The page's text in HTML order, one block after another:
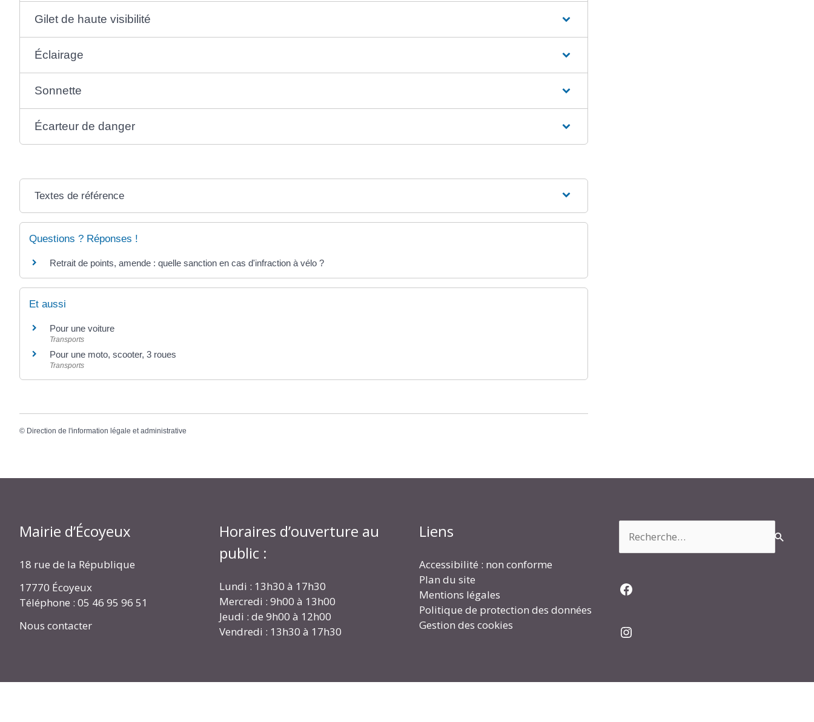
Gilet de haute visibilité
Éclairage
Sonnette
Écarteur de danger
Textes de référence
Questions ? Réponses !
Retrait de points, amende : quelle sanction en cas d'infraction à vélo ?
Et aussi
Pour une voiture
Transports
Pour une moto, scooter, 3 roues
Transports
© Direction de l'information légale et administrative
Mairie d’Écoyeux
18 rue de la République
17770 Écoyeux
Téléphone : 05 46 95 96 51
Nous contacter
Horaires d’ouverture au
public :
Lundi : 13h30 à 17h30
Mercredi : 9h00 à 13h00
Jeudi : de 9h00 à 12h00
Vendredi : 13h30 à 17h30
Liens
Accessibilité : non conforme
Plan du site
Mentions légales
Politique de protection des données
Gestion des cookies
Facebook
Instagram